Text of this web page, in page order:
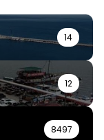
14
12
8497